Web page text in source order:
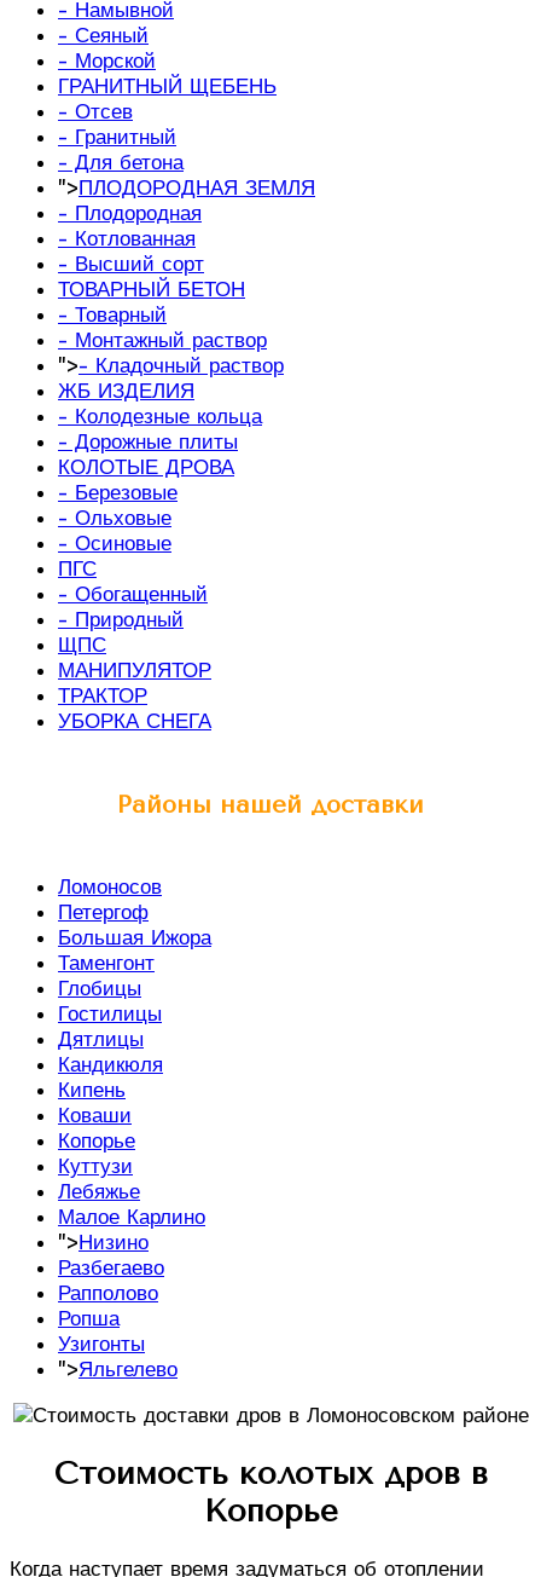
- Намывной
- Сеяный
- Морской
ГРАНИТНЫЙ ЩЕБЕНЬ
- Отсев
- Гранитный
- Для бетона
">ПЛОДОРОДНАЯ ЗЕМЛЯ
- Плодородная
- Котлованная
- Высший сорт
ТОВАРНЫЙ БЕТОН
- Товарный
- Монтажный раствор
">- Кладочный раствор
ЖБ ИЗДЕЛИЯ
- Колодезные кольца
- Дорожные плиты
КОЛОТЫЕ ДРОВА
- Березовые
- Ольховые
- Осиновые
ПГС
- Обогащенный
- Природный
ЩПС
МАНИПУЛЯТОР
ТРАКТОР
УБОРКА СНЕГА
Районы нашей доставки
Ломоносов
Петергоф
Большая Ижора
Таменгонт
Глобицы
Гостилицы
Дятлицы
Кандикюля
Кипень
Коваши
Копорье
Куттузи
Лебяжье
Малое Карлино
">Низино
Разбегаево
Рапполово
Ропша
Узигонты
">Яльгелево
Стоимость колотых дров в
Копорье
Когда наступает время задуматься об отоплении